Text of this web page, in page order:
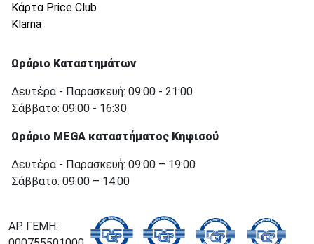
Κάρτα Price Club
Klarna
Ωράριο Καταστημάτων
Δευτέρα - Παρασκευή: 09:00 - 21:00
Σάββατο: 09:00 - 16:30
Ωράριο MEGA καταστήματος Κηφισού
Δευτέρα - Παρασκευή: 09:00 – 19:00
Σάββατο: 09:00 – 14:00
ΑΡ. ΓΕΜΗ: